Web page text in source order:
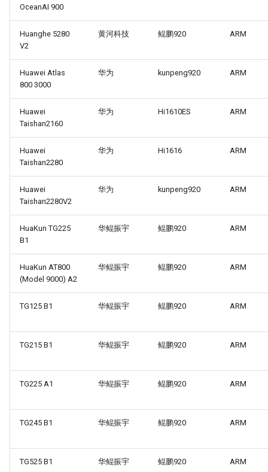
OceanAI 900
Huanghe 5280
V2
黄河科技 鲲鹏920 ARM
Huawei Atlas
800 3000
华为 kunpeng920 ARM
Huawei
Taishan2160
华为 Hi1610ES ARM
Huawei
Taishan2280
华为 Hi1616 ARM
Huawei
Taishan2280V2
华为 kunpeng920 ARM
HuaKun TG225
B1
华鲲振宇 鲲鹏920 ARM
HuaKun AT800
(Model 9000) A2
华鲲振宇 鲲鹏920 ARM
TG125 B1 华鲲振宇 鲲鹏920 ARM
TG215 B1 华鲲振宇 鲲鹏920 ARM
TG225 A1 华鲲振宇 鲲鹏920 ARM
TG245 B1 华鲲振宇 鲲鹏920 ARM
TG525 B1 华鲲振宇 鲲鹏920 ARM